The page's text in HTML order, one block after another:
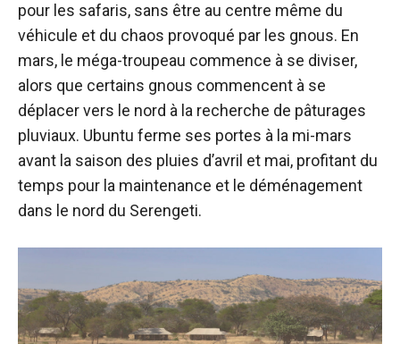
pour les safaris, sans être au centre même du
véhicule et du chaos provoqué par les gnous. En
mars, le méga-troupeau commence à se diviser,
alors que certains gnous commencent à se
déplacer vers le nord à la recherche de pâturages
pluviaux. Ubuntu ferme ses portes à la mi-mars
avant la saison des pluies d’avril et mai, profitant du
temps pour la maintenance et le déménagement
dans le nord du Serengeti.